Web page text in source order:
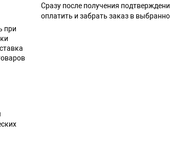
при
Сразу после получения
оплатить и забрать заказ в